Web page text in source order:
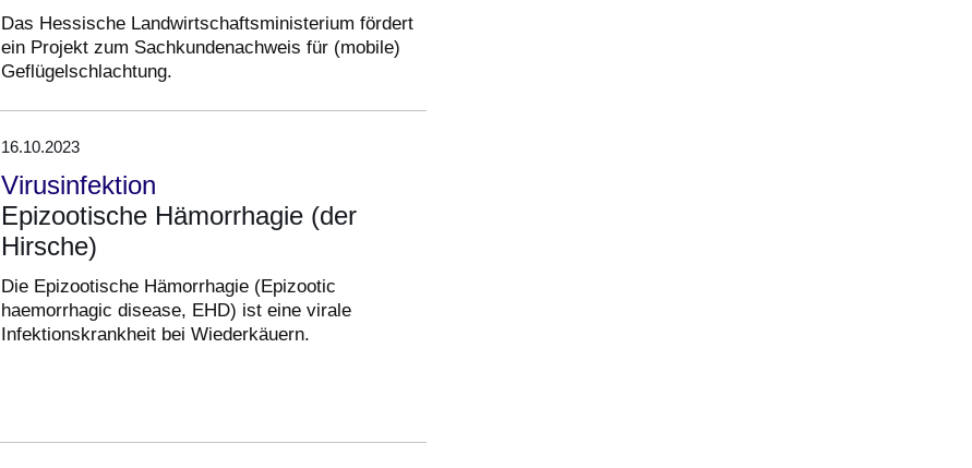
Das Hessische Landwirtschaftsministerium fördert
ein Projekt zum Sachkundenachweis für (mobile)
Geflügelschlachtung.
16.10.2023
Virusinfektion
Epizootische Hämorrhagie (der
Hirsche)
Die Epizootische Hämorrhagie (Epizootic
haemorrhagic disease, EHD) ist eine virale
Infektionskrankheit bei Wiederkäuern.